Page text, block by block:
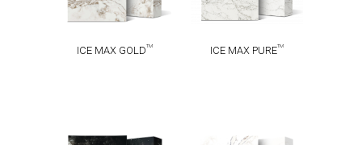
ICE MAX GOLD TM ICE MAX PURETM